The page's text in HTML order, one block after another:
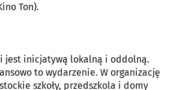
Ton).
jest inicjatywą lokalną i oddolną.
to wydarzenie. W organizację
szkoły, przedszkola i domy